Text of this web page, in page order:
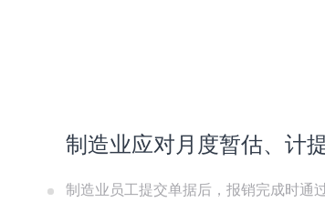
制造业应对月度暂估、计
制造业员工提交单据后，报销完成时通